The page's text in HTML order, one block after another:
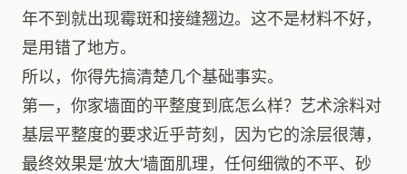
年不到就出现霉斑和接缝翘边。这不是材料不好，
是用错了地方。
所以，你得先搞清楚几个基础事实。
第一，你家墙面的平整度到底怎么样？艺术涂料对
基层平整度的要求近乎苛刻，因为它的涂层很薄，
最终效果是‘放大’墙面肌理，任何细微的不平、砂